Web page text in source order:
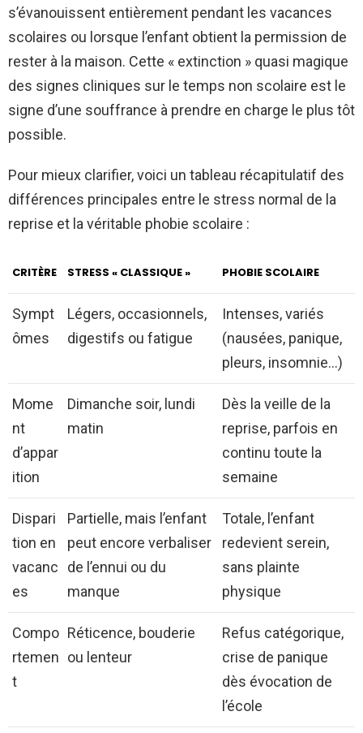
s’évanouissent entièrement pendant les vacances
scolaires ou lorsque l’enfant obtient la permission de
rester à la maison. Cette « extinction » quasi magique
des signes cliniques sur le temps non scolaire est le
signe d’une souffrance à prendre en charge le plus tôt
possible.
Pour mieux clarifier, voici un tableau récapitulatif des
différences principales entre le stress normal de la
reprise et la véritable phobie scolaire :
CRITÈRE STRESS « CLASSIQUE » PHOBIE SCOLAIRE
Sympt
ômes
Légers, occasionnels,
digestifs ou fatigue
Intenses, variés
(nausées, panique,
pleurs, insomnie…)
Mome
nt
d’appar
ition
Dimanche soir, lundi
matin
Dès la veille de la
reprise, parfois en
continu toute la
semaine
Dispari
tion en
vacanc
es
Partielle, mais l’enfant
peut encore verbaliser
de l’ennui ou du
manque
Totale, l’enfant
redevient serein,
sans plainte
physique
Compo
rtemen
t
Réticence, bouderie
ou lenteur
Refus catégorique,
crise de panique
dès évocation de
l’école